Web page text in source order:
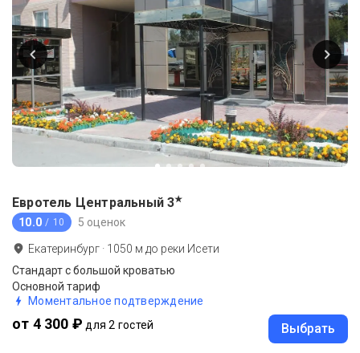
Евротель Центральный 3★
10.0 / 10 5 оценок
Екатеринбург · 1050 м до реки Исети
Стандарт с большой кроватью
Основной тариф
Моментальное подтверждение
от 4 300 ₽ для 2 гостей Выбрать